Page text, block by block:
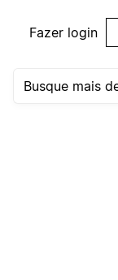
Fazer login